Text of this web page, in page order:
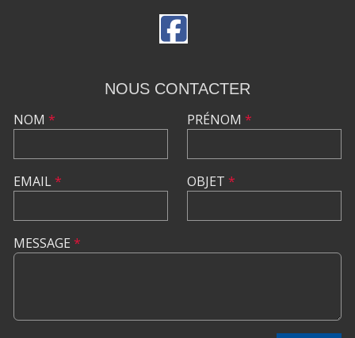
NOUS CONTACTER
NOM *
EMAIL*
PRÉNOM *
OBJET *
MESSAGE *